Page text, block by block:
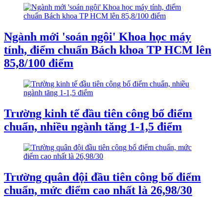
Ngành mới 'soán ngôi' Khoa học máy
tính, điểm chuẩn Bách khoa TP HCM lên
85,8/100 điểm
Trường kinh tế đầu tiên công bố điểm
chuẩn, nhiều ngành tăng 1-1,5 điểm
Trường quân đội đầu tiên công bố điểm
chuẩn, mức điểm cao nhất là 26,98/30